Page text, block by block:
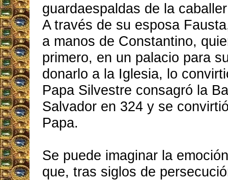
guardaespaldas de la
A través de su esposa
a manos de Constantino,
primero, en un palacio para
donarlo a la Iglesia, lo
Papa Silvestre consagró la
Salvador en 324 y se
Papa.
Se puede imaginar la
que, tras siglos de